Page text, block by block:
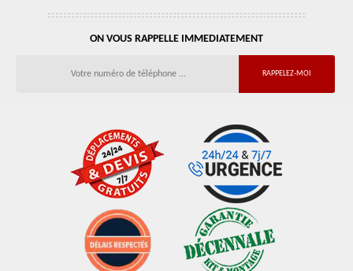
ON VOUS RAPPELLE IMMEDIATEMENT